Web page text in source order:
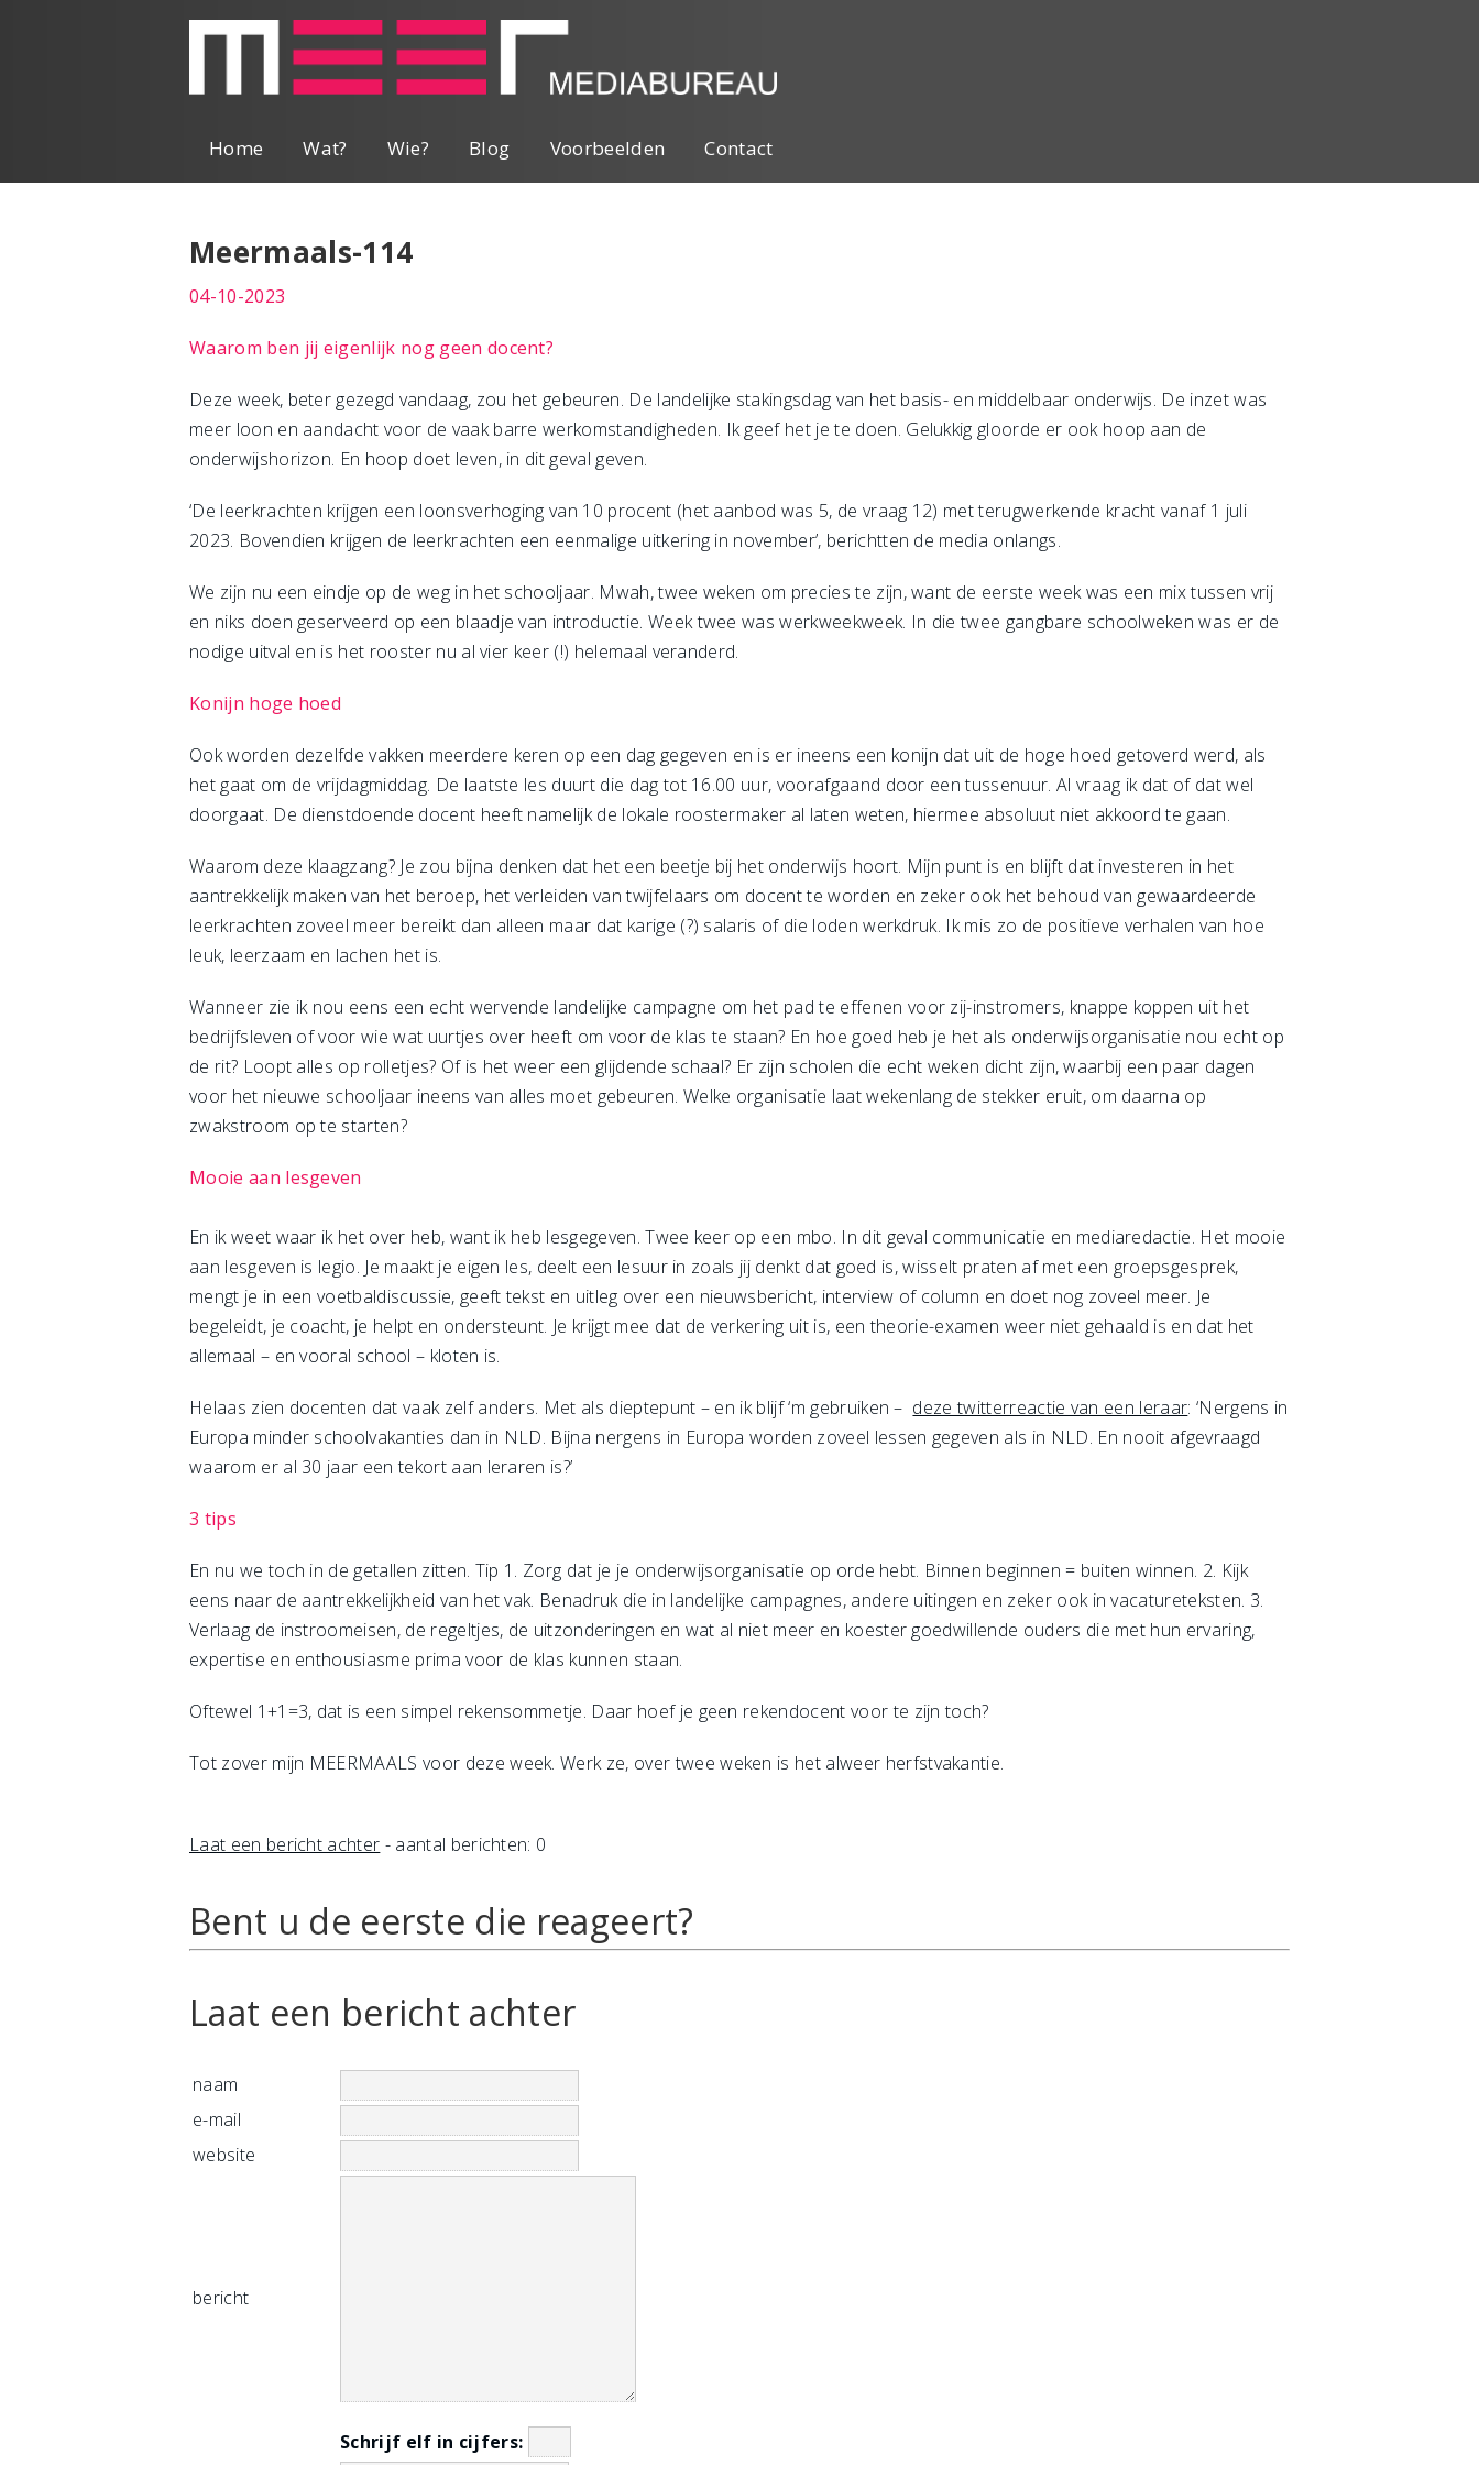
Home Wat? Wie? Blog Voorbeelden Contact
Meermaals-114
04-10-2023
Waarom ben jij eigenlijk nog geen docent?
Deze week, beter gezegd vandaag, zou het gebeuren. De landelijke stakingsdag van het basis- en middelbaar onderwijs. De inzet was
meer loon en aandacht voor de vaak barre werkomstandigheden. Ik geef het je te doen. Gelukkig gloorde er ook hoop aan de
onderwijshorizon. En hoop doet leven, in dit geval geven.
‘De leerkrachten krijgen een loonsverhoging van 10 procent (het aanbod was 5, de vraag 12) met terugwerkende kracht vanaf 1 juli
2023. Bovendien krijgen de leerkrachten een eenmalige uitkering in november’, berichtten de media onlangs.
We zijn nu een eindje op de weg in het schooljaar. Mwah, twee weken om precies te zijn, want de eerste week was een mix tussen vrij
en niks doen geserveerd op een blaadje van introductie. Week twee was werkweekweek. In die twee gangbare schoolweken was er de
nodige uitval en is het rooster nu al vier keer (!) helemaal veranderd.
Konijn hoge hoed
Ook worden dezelfde vakken meerdere keren op een dag gegeven en is er ineens een konijn dat uit de hoge hoed getoverd werd, als
het gaat om de vrijdagmiddag. De laatste les duurt die dag tot 16.00 uur, voorafgaand door een tussenuur. Al vraag ik dat of dat wel
doorgaat. De dienstdoende docent heeft namelijk de lokale roostermaker al laten weten, hiermee absoluut niet akkoord te gaan.
Waarom deze klaagzang? Je zou bijna denken dat het een beetje bij het onderwijs hoort. Mijn punt is en blijft dat investeren in het
aantrekkelijk maken van het beroep, het verleiden van twijfelaars om docent te worden en zeker ook het behoud van gewaardeerde
leerkrachten zoveel meer bereikt dan alleen maar dat karige (?) salaris of die loden werkdruk. Ik mis zo de positieve verhalen van hoe
leuk, leerzaam en lachen het is.
Wanneer zie ik nou eens een echt wervende landelijke campagne om het pad te effenen voor zij-instromers, knappe koppen uit het
bedrijfsleven of voor wie wat uurtjes over heeft om voor de klas te staan? En hoe goed heb je het als onderwijsorganisatie nou echt op
de rit? Loopt alles op rolletjes? Of is het weer een glijdende schaal? Er zijn scholen die echt weken dicht zijn, waarbij een paar dagen
voor het nieuwe schooljaar ineens van alles moet gebeuren. Welke organisatie laat wekenlang de stekker eruit, om daarna op
zwakstroom op te starten?
Mooie aan lesgeven
En ik weet waar ik het over heb, want ik heb lesgegeven. Twee keer op een mbo. In dit geval communicatie en mediaredactie. Het mooie
aan lesgeven is legio. Je maakt je eigen les, deelt een lesuur in zoals jij denkt dat goed is, wisselt praten af met een groepsgesprek,
mengt je in een voetbaldiscussie, geeft tekst en uitleg over een nieuwsbericht, interview of column en doet nog zoveel meer. Je
begeleidt, je coacht, je helpt en ondersteunt. Je krijgt mee dat de verkering uit is, een theorie-examen weer niet gehaald is en dat het
allemaal – en vooral school – kloten is.
Helaas zien docenten dat vaak zelf anders. Met als dieptepunt – en ik blijf ‘m gebruiken – deze twitterreactie van een leraar: ‘Nergens in
Europa minder schoolvakanties dan in NLD. Bijna nergens in Europa worden zoveel lessen gegeven als in NLD. En nooit afgevraagd
waarom er al 30 jaar een tekort aan leraren is?’
3 tips
En nu we toch in de getallen zitten. Tip 1. Zorg dat je je onderwijsorganisatie op orde hebt. Binnen beginnen = buiten winnen. 2. Kijk
eens naar de aantrekkelijkheid van het vak. Benadruk die in landelijke campagnes, andere uitingen en zeker ook in vacatureteksten. 3.
Verlaag de instroomeisen, de regeltjes, de uitzonderingen en wat al niet meer en koester goedwillende ouders die met hun ervaring,
expertise en enthousiasme prima voor de klas kunnen staan.
Oftewel 1+1=3, dat is een simpel rekensommetje. Daar hoef je geen rekendocent voor te zijn toch?
Tot zover mijn MEERMAALS voor deze week. Werk ze, over twee weken is het alweer herfstvakantie.
Laat een bericht achter - aantal berichten: 0
Bent u de eerste die reageert?
Laat een bericht achter
naam
e-mail
website
bericht
Schrijf elf in cijfers: